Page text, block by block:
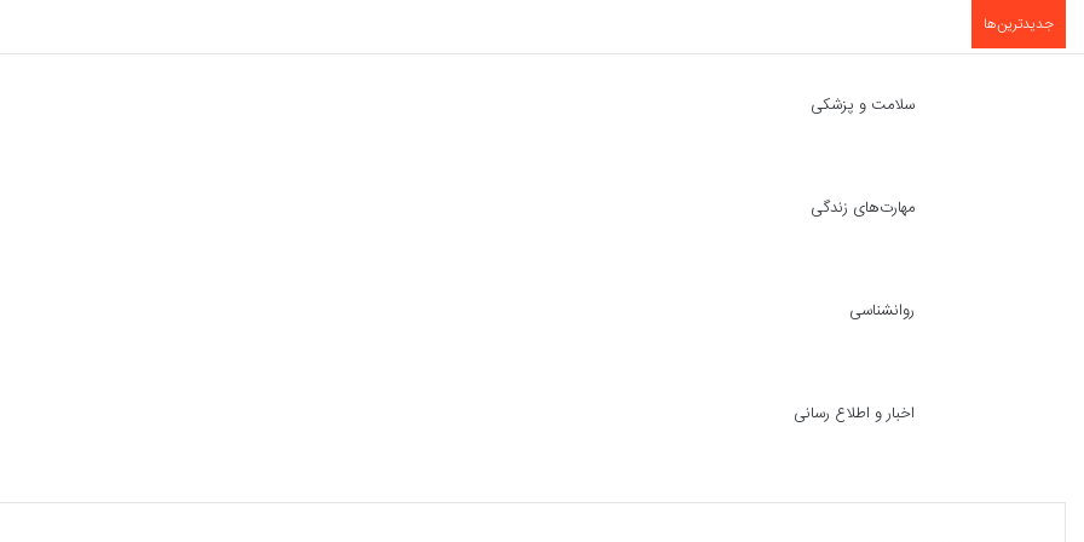
جدیدترین‌ها
سلامت و پزشکی
مهارت‌های زندگی
روانشناسی
اخبار و اطلاع رسانی